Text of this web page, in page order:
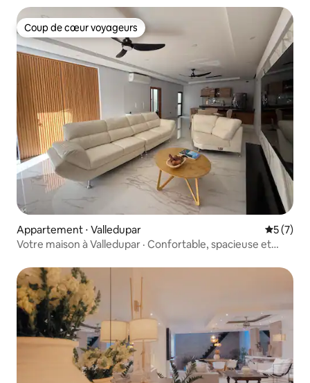
Coup de cœur voyageurs
Coup de cœur voyageurs
Appartement ⋅ Valledupar
5 (7)
Votre maison à Valledupar · Confortable, spacieuse et